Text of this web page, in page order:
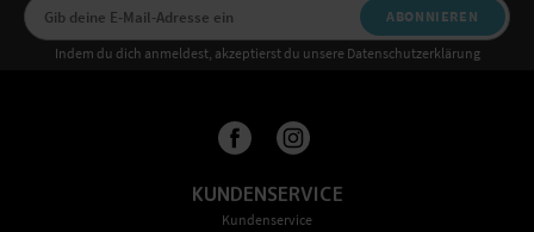
ABONNIEREN
Indem du dich anmeldest, akzeptierst du unsere Datenschutzerklärung
KUNDENSERVICE
Kundenservice